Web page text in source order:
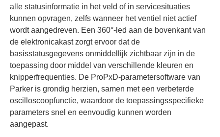
alle statusinformatie in het veld of in servicesituaties
kunnen opvragen, zelfs wanneer het ventiel niet actief
wordt aangedreven. Een 360°-led aan de bovenkant van
de elektronicakast zorgt ervoor dat de
basisstatusgegevens onmiddellijk zichtbaar zijn in de
toepassing door middel van verschillende kleuren en
knipperfrequenties. De ProPxD-parametersoftware van
Parker is grondig herzien, samen met een verbeterde
oscilloscoopfunctie, waardoor de toepassingsspecifieke
parameters snel en eenvoudig kunnen worden
aangepast.